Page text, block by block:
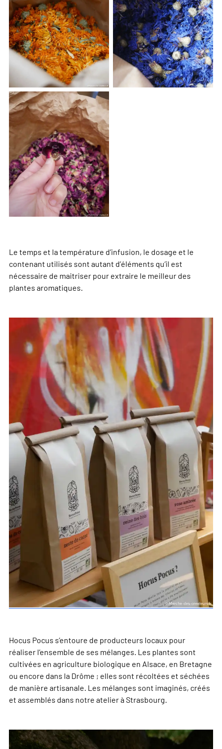
Le temps et la température d’infusion, le dosage et le
contenant utilisés sont autant d’éléments qu’il est
nécessaire de maitriser pour extraire le meilleur des
plantes aromatiques.
Hocus Pocus s’entoure de producteurs locaux pour
réaliser l’ensemble de ses mélanges. Les plantes sont
cultivées en agriculture biologique en Alsace, en Bretagne
ou encore dans la Drôme ; elles sont récoltées et séchées
de manière artisanale. Les mélanges sont imaginés, créés
et assemblés dans notre atelier à Strasbourg.